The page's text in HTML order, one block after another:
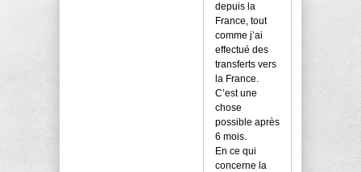
depuis la
France, tout
comme j’ai
effectué des
transferts vers
la France.
C’est une
chose
possible après
6 mois.
En ce qui
concerne la